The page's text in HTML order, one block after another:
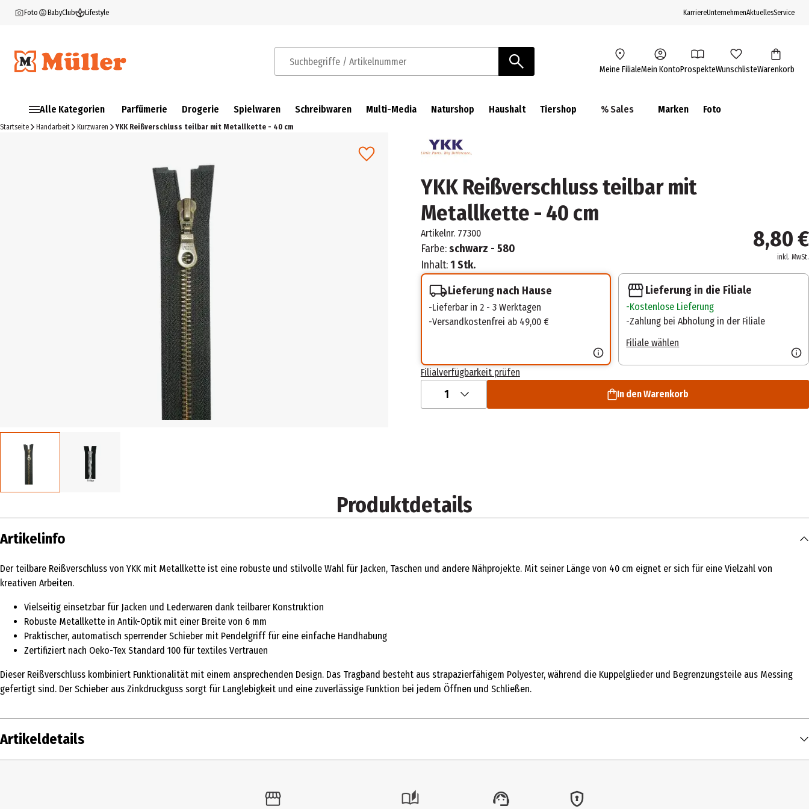
Foto BabyClub Lifestyle KarriereUnternehmenAktuellesService
Suchbegriffe / Artikelnummer Meine FilialeMein KontoProspekteWunschlisteWarenkorb
Alle Kategorien Parfümerie Drogerie Spielwaren Schreibwaren Multi-Media Naturshop Haushalt Tiershop % Sales Marken Foto
Startseite Handarbeit Kurzwaren YKK Reißverschluss teilbar mit Metallkette - 40 cm
YKK Reißverschluss teilbar mit
Metallkette - 40 cm
Artikelnr. 77300
Farbe:schwarz - 580
Inhalt:1 Stk.
8,80 €
inkl. MwSt.
Lieferung nach Hause
Lieferbar in 2 - 3 Werktagen
Versandkostenfrei ab 49,00 €
Lieferung in die Filiale
Kostenlose Lieferung
Zahlung bei Abholung in der Filiale
Filiale wählen
Filialverfügbarkeit prüfen
1 In den Warenkorb
Produktdetails
Artikelinfo
Der teilbare Reißverschluss von YKK mit Metallkette ist eine robuste und stilvolle Wahl für Jacken, Taschen und andere Nähprojekte. Mit seiner Länge von 40 cm eignet er sich für eine Vielzahl von
kreativen Arbeiten.
Vielseitig einsetzbar für Jacken und Lederwaren dank teilbarer Konstruktion
Robuste Metallkette in Antik-Optik mit einer Breite von 6 mm
Praktischer, automatisch sperrender Schieber mit Pendelgriff für eine einfache Handhabung
Zertifiziert nach Oeko-Tex Standard 100 für textiles Vertrauen
Dieser Reißverschluss kombiniert Funktionalität mit einem ansprechenden Design. Das Tragband besteht aus strapazierfähigem Polyester, während die Kuppelglieder und Begrenzungsteile aus Messing
gefertigt sind. Der Schieber aus Zinkdruckguss sorgt für Langlebigkeit und eine zuverlässige Funktion bei jedem Öffnen und Schließen.
Artikeldetails